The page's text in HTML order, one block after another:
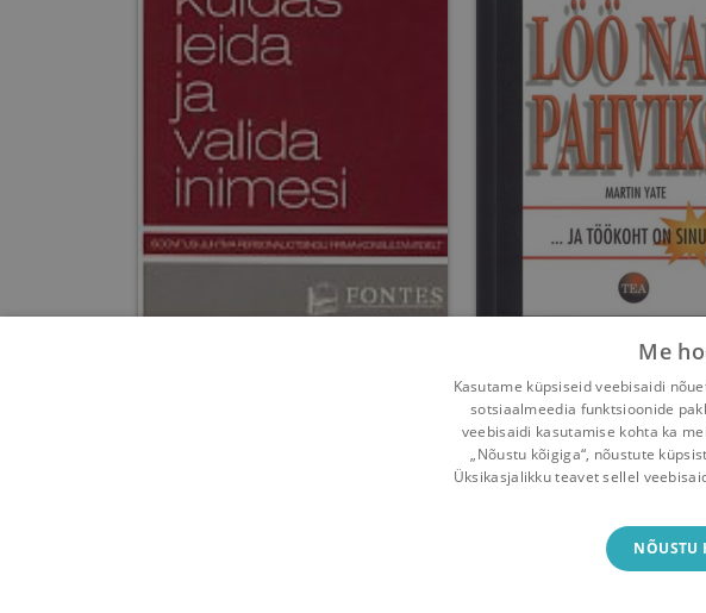
Löö nad
Martin Yate
Umbes 8 aastat tagasi
Me
Kasutame küpsiseid veebisaidi
sotsiaalmeedia funktsioonide
veebisaidi kasutamise kohta ka
„Nõustu kõigiga“, nõustute
Üksikasjalikku teavet sellel
NÕUSTU